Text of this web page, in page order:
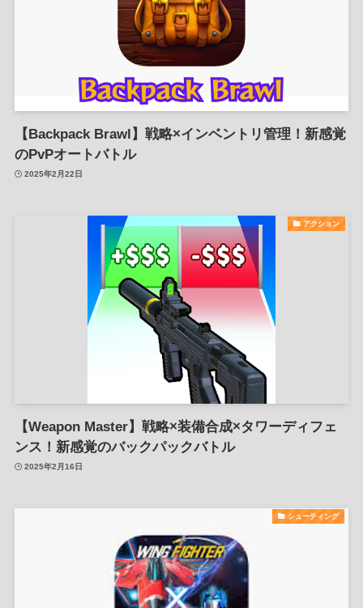
【Backpack Brawl】戦略×インベントリ管理！新感覚
のPvPオートバトル
2025年2月22日
アクション
【Weapon Master】戦略×装備合成×タワーディフェ
ンス！新感覚のバックパックバトル
2025年2月16日
シューティング